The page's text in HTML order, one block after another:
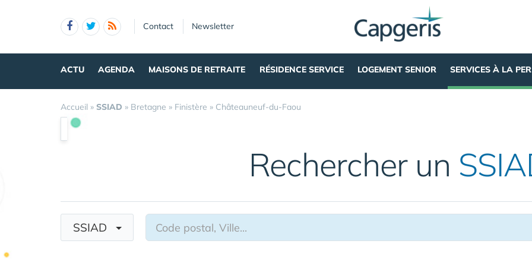
Contact Newsletter
ACTU AGENDA MAISONS DE RETRAITE RÉSIDENCE SERVICE LOGEMENT SENIOR SERVICES À LA
Accueil » SSIAD » Bretagne » Finistère » Châteauneuf-du-Faou
Rechercher un
SSIAD